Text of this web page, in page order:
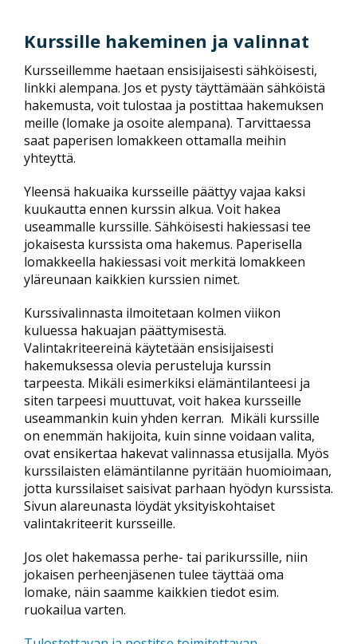
Kurssille hakeminen ja valinnat
Kursseillemme haetaan ensisijaisesti sähköisesti,
linkki alempana. Jos et pysty täyttämään sähköistä
hakemusta, voit tulostaa ja postittaa hakemuksen
meille (lomake ja osoite alempana). Tarvittaessa
saat paperisen lomakkeen ottamalla meihin
yhteyttä.
Yleensä hakuaika kursseille päättyy vajaa kaksi
kuukautta ennen kurssin alkua. Voit hakea
useammalle kurssille. Sähköisesti hakiessasi tee
jokaisesta kurssista oma hakemus. Paperisella
lomakkeella hakiessasi voit merkitä lomakkeen
yläreunaan kaikkien kurssien nimet.
Kurssivalinnasta ilmoitetaan kolmen viikon
kuluessa hakuajan päättymisestä.
Valintakriteereinä käytetään ensisijaisesti
hakemuksessa olevia perusteluja kurssin
tarpeesta. Mikäli esimerkiksi elämäntilanteesi ja
siten tarpeesi muuttuvat, voit hakea kursseille
useammankin kuin yhden kerran. Mikäli kurssille
on enemmän hakijoita, kuin sinne voidaan valita,
ovat ensikertaa hakevat valinnassa etusijalla. Myös
kurssilaisten elämäntilanne pyritään huomioimaan,
jotta kurssilaiset saisivat parhaan hyödyn kurssista.
Sivun alareunasta löydät yksityiskohtaiset
valintakriteerit kursseille.
Jos olet hakemassa perhe- tai parikurssille, niin
jokaisen perheenjäsenen tulee täyttää oma
lomake, näin saamme kaikkien tiedot esim.
ruokailua varten.